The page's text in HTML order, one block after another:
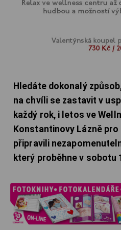
Hledáte dokonalý
na chvíli se zastavit v
každý rok, i letos ve
Konstantinovy Lázně
připravili
který proběhne v sobotu